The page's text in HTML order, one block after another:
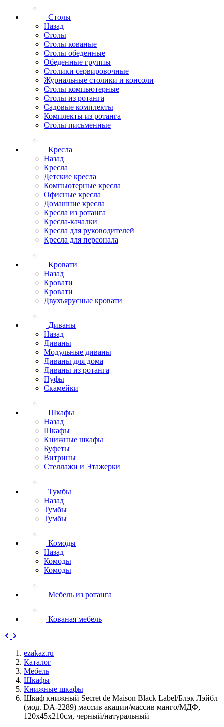
Столы
Назад
Столы
Столы кованые
Столы обеденные
Обеденные группы
Столики сервировочные
Журнальные столики и консоли
Столы компьютерные
Столы из ротанга
Садовые комплекты
Комплекты из ротанга
Столы письменные
Кресла
Назад
Кресла
Детские кресла
Компьютерные кресла
Офисные кресла
Домашние кресла
Кресла из ротанга
Кресла-качалки
Кресла для руководителей
Кресла для персонала
Кровати
Назад
Кровати
Кровати
Двухъярусные кровати
Диваны
Назад
Диваны
Модульные диваны
Диваны для дома
Диваны из ротанга
Пуфы
Скамейки
Шкафы
Назад
Шкафы
Книжные шкафы
Буфеты
Витрины
Стеллажи и Этажерки
Тумбы
Назад
Тумбы
Тумбы
Комоды
Назад
Комоды
Комоды
Мебель из ротанга
Кованая мебель
ezakaz.ru
Каталог
Мебель
Шкафы
Книжные шкафы
Шкаф книжный Secret de Maison Black Label/Блэк Лэйбл
(мод. DA-2289) массив акации/массив манго/МДФ,
120х45х210см, черный/натуральный